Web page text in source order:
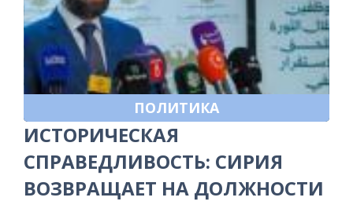
ПОЛИТИКА
ИСТОРИЧЕСКАЯ
СПРАВЕДЛИВОСТЬ: СИРИЯ
ВОЗВРАЩАЕТ НА ДОЛЖНОСТИ